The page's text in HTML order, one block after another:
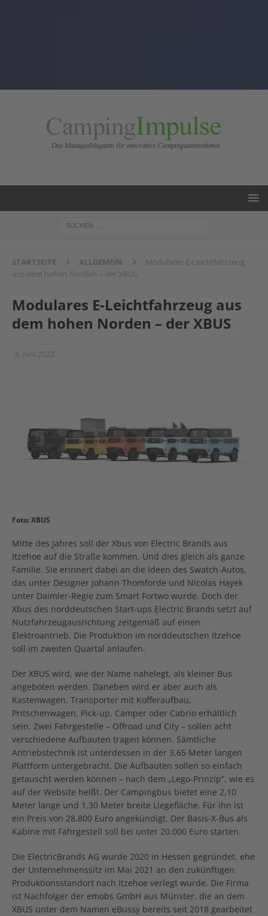
STARTSEITE ALLGEMEIN
Modulares E-Leichtfahrzeug
aus dem hohen Norden – der XBUS
Modulares E-Leichtfahrzeug aus
dem hohen Norden – der XBUS
8. Juni 2022
Foto: XBUS
Mitte des Jahres soll der Xbus von Electric Brands aus
Itzehoe auf die Straße kommen. Und dies gleich als ganze
Familie. Sie erinnert dabei an die Ideen des Swatch-Autos,
das unter Designer Johann Thomforde und Nicolas Hayek
unter Daimler-Regie zum Smart Fortwo wurde. Doch der
Xbus des norddeutschen Start-ups Electric Brands setzt auf
Nutzfahrzeugausrichtung zeitgemäß auf einen
Elektroantrieb. Die Produktion im norddeutschen Itzehoe
soll im zweiten Quartal anlaufen.
Der XBUS wird, wie der Name nahelegt, als kleiner Bus
angeboten werden. Daneben wird er aber auch als
Kastenwagen, Transporter mit Kofferaufbau,
Pritschenwagen, Pick-up, Camper oder Cabrio erhältlich
sein. Zwei Fahrgestelle – Offroad und City – sollen acht
verschiedene Aufbauten tragen können. Sämtliche
Antriebstechnik ist unterdessen in der 3,65 Meter langen
Plattform untergebracht. Die Aufbauten sollen so einfach
getauscht werden können – nach dem „Lego-Prinzip“, wie es
auf der Website heißt. Der Campingbus bietet eine 2,10
Meter lange und 1,30 Meter breite Liegefläche. Für ihn ist
ein Preis von 28.800 Euro angekündigt. Der Basis-X-Bus als
Kabine mit Fahrgestell soll bei unter 20.000 Euro starten.
Die ElectricBrands AG wurde 2020 in Hessen gegründet, ehe
der Unternehmenssitz im Mai 2021 an den zukünftigen
Produktionsstandort nach Itzehoe verlegt wurde. Die Firma
ist Nachfolger der emobs GmbH aus Münster, die an dem
XBUS unter dem Namen eBussy bereits seit 2018 gearbeitet